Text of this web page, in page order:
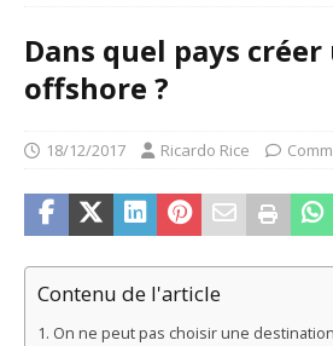
Dans quel pays
offshore ?
18/12/2017 Ricardo Rice
Contenu de l'article
On ne peut pas choisir une